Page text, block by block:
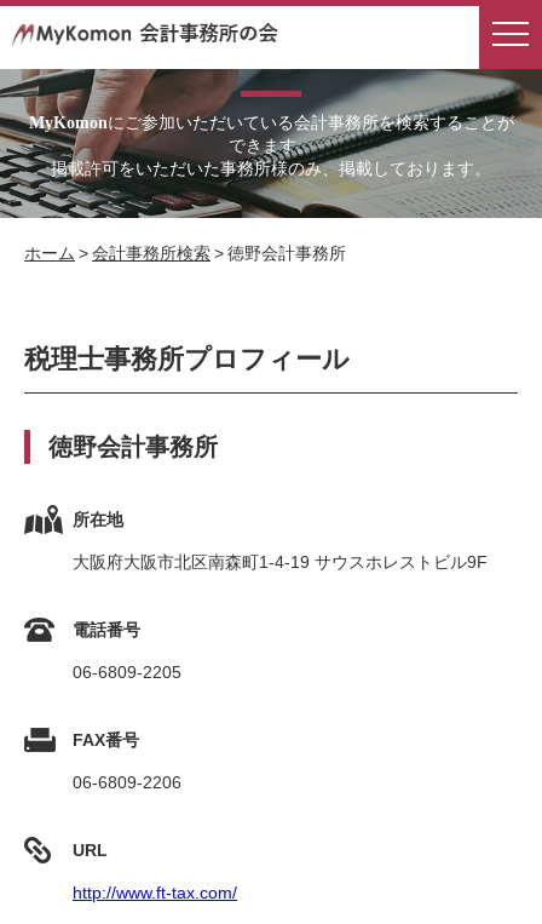
MyKomonにご参加いただいている会計事務所を検索することが
できます。
掲載許可をいただいた事務所様のみ、掲載しております。
ホーム >会計事務所検索>徳野会計事務所
税理士事務所プロフィール
徳野会計事務所
所在地
大阪府大阪市北区南森町1-4-19 サウスホレストビル9F
電話番号
06-6809-2205
FAX番号
06-6809-2206
URL
http://www.ft-tax.com/